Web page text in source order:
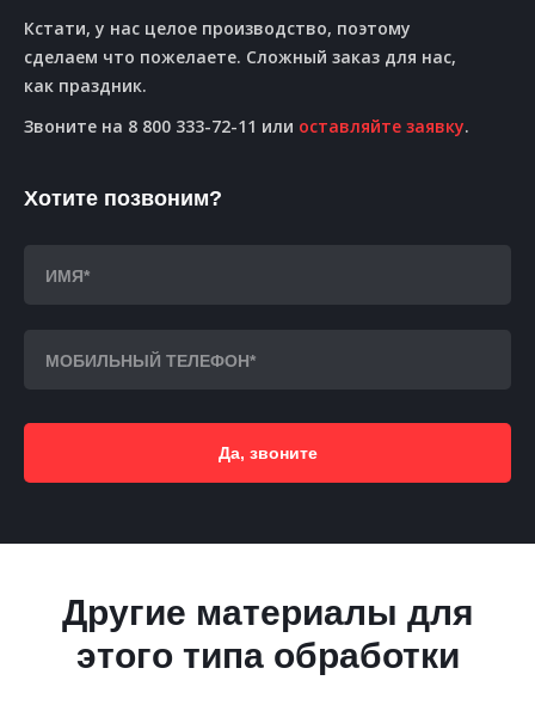
Кстати, у нас целое производство, поэтому
сделаем что пожелаете. Сложный заказ для нас,
как праздник.
Звоните на 8 800 333-72-11 или оставляйте заявку.
Хотите позвоним?
Да, звоните
Другие материалы для
этого типа обработки